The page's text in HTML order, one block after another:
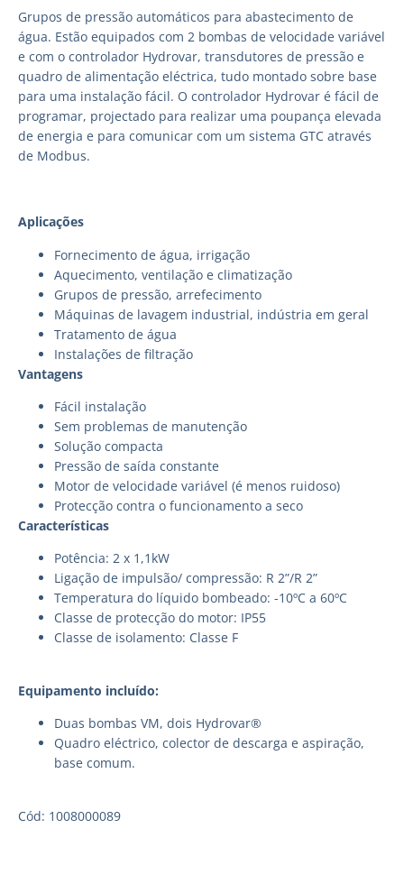
Grupos de pressão automáticos para abastecimento de
água. Estão equipados com 2 bombas de velocidade variável
e com o controlador Hydrovar, transdutores de pressão e
quadro de alimentação eléctrica, tudo montado sobre base
para uma instalação fácil. O controlador Hydrovar é fácil de
programar, projectado para realizar uma poupança elevada
de energia e para comunicar com um sistema GTC através
de Modbus.
Aplicações
Fornecimento de água, irrigação
Aquecimento, ventilação e climatização
Grupos de pressão, arrefecimento
Máquinas de lavagem industrial, indústria em geral
Tratamento de água
Instalações de filtração
Vantagens
Fácil instalação
Sem problemas de manutenção
Solução compacta
Pressão de saída constante
Motor de velocidade variável (é menos ruidoso)
Protecção contra o funcionamento a seco
Características
Potência: 2 x 1,1kW
Ligação de impulsão/ compressão: R 2”/R 2”
Temperatura do líquido bombeado: -10ºC a 60ºC
Classe de protecção do motor: IP55
Classe de isolamento: Classe F
Equipamento incluído:
Duas bombas VM, dois Hydrovar®
Quadro eléctrico, colector de descarga e aspiração,
base comum.
Cód: 1008000089